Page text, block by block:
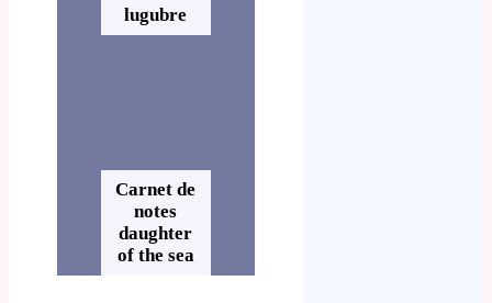
lugubre
Carnet de
notes
daughter
of the sea